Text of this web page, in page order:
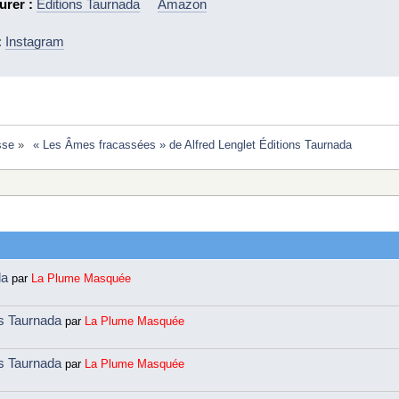
: Éditions Taurnada Amazon
Instagram
» « Les Âmes fracassées » de Alfred Lenglet Éditions Taurnada
par La Plume Masquée
Taurnada par La Plume Masquée
Taurnada par La Plume Masquée